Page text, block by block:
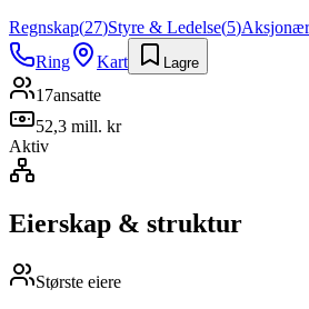
Regnskap(27)Styre & Ledelse(5)
Ring
Kart Lagre
17ansatte
52,3 mill. kr
Aktiv
Eierskap & struktur
Største eiere